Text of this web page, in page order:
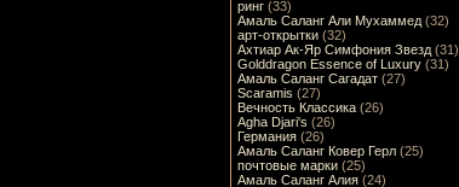
ринг(33)
Амаль Саланг Али Мухаммед(32)
арт-открытки(32)
Ахтиар Ак-Яр Симфония Звезд(31)
Golddragon Essence of Luxury(31)
Амаль Саланг Сагадат(27)
Scaramis (27)
Вечность Классика(26)
Agha Djari's (26)
Германия(26)
Амаль Саланг Ковер Герл(25)
почтовые марки(25)
Амаль Саланг Алия(24)